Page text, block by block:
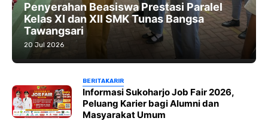
Penyerahan Beasiswa Prestasi Paralel
Kelas XI dan XII SMK Tunas Bangsa
Tawangsari
20 Jul 2026
BERITAKARIR
Informasi Sukoharjo Job Fair 2026,
Peluang Karier bagi Alumni dan
Masyarakat Umum